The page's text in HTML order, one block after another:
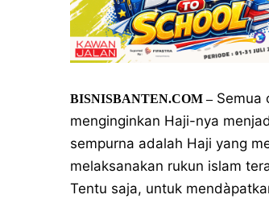
BISNISBANTEN.COM –Semua
menginginkan Haji-nya
sempurna adalah Haji yang
melaksanakan rukun islam
Tentu saja, untuk